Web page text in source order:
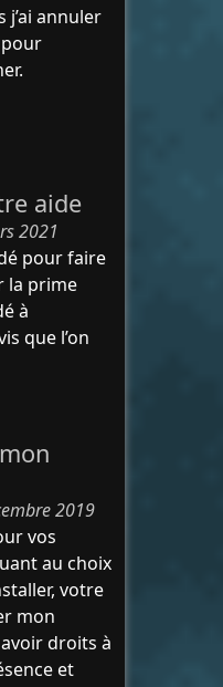
j’ai annuler
pour
aide
2021
pour faire
la prime
à
que l’on
2019
vos
au choix
votre
mon
avoir droits à
et